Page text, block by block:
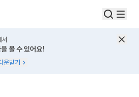
볼 수 있어요!
운받기